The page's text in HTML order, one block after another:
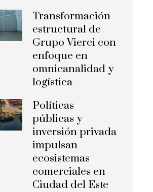
Transformación
estructural de
Grupo Vierci con
enfoque en
omnicanalidad y
logística
Políticas
públicas y
inversión privada
impulsan
ecosistemas
comerciales en
Ciudad del Este